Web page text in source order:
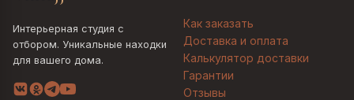
Интерьерная студия с
отбором. Уникальные находки
для вашего дома.
Как заказать
Доставка и оплата
Калькулятор доставки
Гарантии
Отзывы